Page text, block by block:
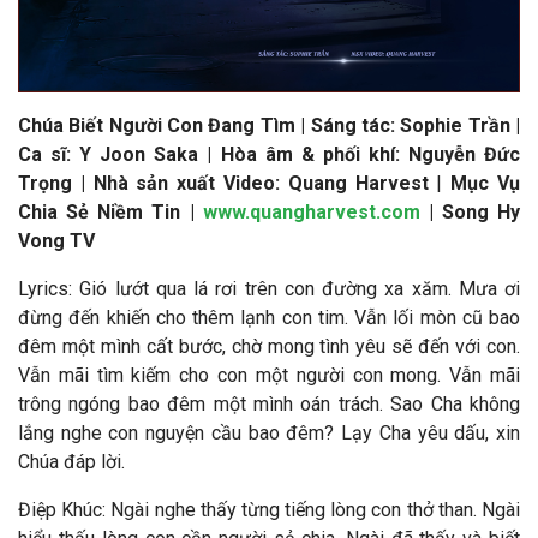
Chúa Biết Người Con Đang Tìm | Sáng tác: Sophie Trần |
Ca sĩ: Y Joon Saka | Hòa âm & phối khí: Nguyễn Đức
Trọng | Nhà sản xuất Video: Quang Harvest| Mục Vụ
Chia Sẻ Niềm Tin | www.quangharvest.com | Song Hy
Vong TV
Lyrics: Gió lướt qua lá rơi trên con đường xa xăm. Mưa ơi
đừng đến khiến cho thêm lạnh con tim. Vẫn lối mòn cũ bao
đêm một mình cất bước, chờ mong tình yêu sẽ đến với con.
Vẫn mãi tìm kiếm cho con một người con mong. Vẫn mãi
trông ngóng bao đêm một mình oán trách. Sao Cha không
lắng nghe con nguyện cầu bao đêm? Lạy Cha yêu dấu, xin
Chúa đáp lời.
Điệp Khúc: Ngài nghe thấy từng tiếng lòng con thở than. Ngài